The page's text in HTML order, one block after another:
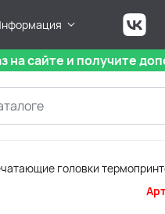
на сайте и получите
головки